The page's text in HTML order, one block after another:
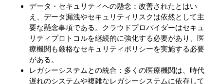
データ・セキュリティへの懸念：改善されたとはい
え、データ漏洩やセキュリティリスクは依然として主
要な懸念事項である。クラウドプロバイダーはセキュ
リティプロトコルを継続的に強化する必要があり、医
療機関も厳格なセキュリティポリシーを実施する必要
がある。
レガシーシステムとの統合：多くの医療機関は、時代
遅れのシステムや複雑なレガシーシステムに依存して